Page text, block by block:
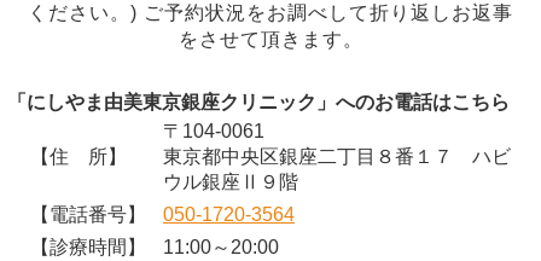
ください。) ご予約状況をお調べして折り返しお返事
をさせて頂きます。
「にしやま由美東京銀座クリニック」へのお電話はこちら
【住 所】
〒104-0061
東京都中央区銀座二丁目８番１７ ハビ
ウル銀座Ⅱ９階
【電話番号】
050-1720-3564
【診療時間】
11:00～20:00